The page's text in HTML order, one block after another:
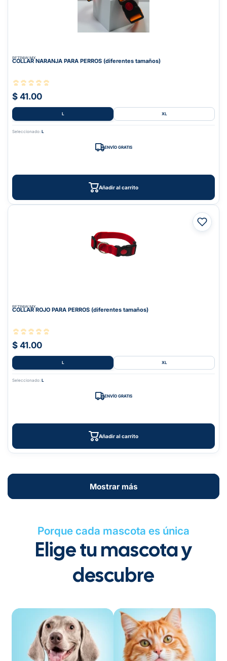
PETPAW.MX
COLLAR NARANJA PARA PERROS (diferentes tamaños)
$ 41.00
L XL
Seleccionado: L
ENVÍO GRATIS
Añadir al carrito
PETPAW.MX
COLLAR ROJO PARA PERROS (diferentes tamaños)
$ 41.00
L XL
Seleccionado: L
ENVÍO GRATIS
Añadir al carrito
Mostrar más
Porque cada mascota es única
Elige tu mascota y
descubre